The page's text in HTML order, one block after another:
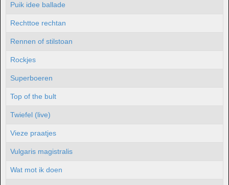
Puik idee ballade
Rechttoe rechtan
Rennen of stilstoan
Rockjes
Superboeren
Top of the bult
Twiefel (live)
Vieze praatjes
Vulgaris magistralis
Wat mot ik doen